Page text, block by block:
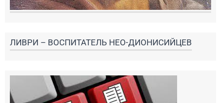
ЛИВРИ – ВОСПИТАТЕЛЬ НЕО-ДИОНИСИЙЦЕВ